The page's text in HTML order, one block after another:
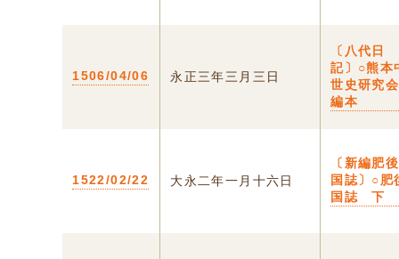
1506/04/06 永正三年三月三日
〔八代日
記〕○熊本
世史研究会
編本
1522/02/22 大永二年一月十六日
〔新編肥後
国誌〕○肥
国誌 下